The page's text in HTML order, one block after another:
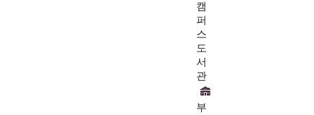
캠
퍼
스
도
서
관
부